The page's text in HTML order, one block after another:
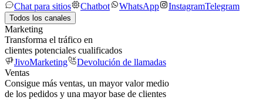
Chat para sitios
Chatbot WhatsApp InstagramTelegram
Todos los canales
Marketing
Transforma el tráfico en
clientes potenciales cualificados
JivoMarketing
Devolución de llamadas
Ventas
Consigue más ventas, un mayor valor medio
de los pedidos y una mayor base de clientes